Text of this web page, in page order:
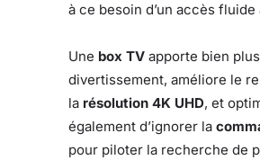
à ce besoin d’un accès
Une box TV apporte bien
divertissement, améliore le
la résolution 4K UHD, et
également d’ignorer la
pour piloter la recherche de